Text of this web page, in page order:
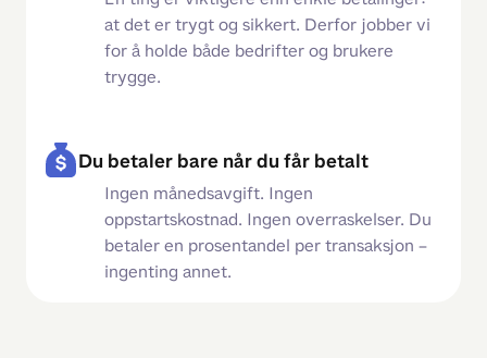
at det er trygt og sikkert. Derfor jobber vi
for å holde både bedrifter og brukere
trygge.
Du betaler bare når du får betalt
Ingen månedsavgift. Ingen
oppstartskostnad. Ingen overraskelser. Du
betaler en prosentandel per transaksjon –
ingenting annet.